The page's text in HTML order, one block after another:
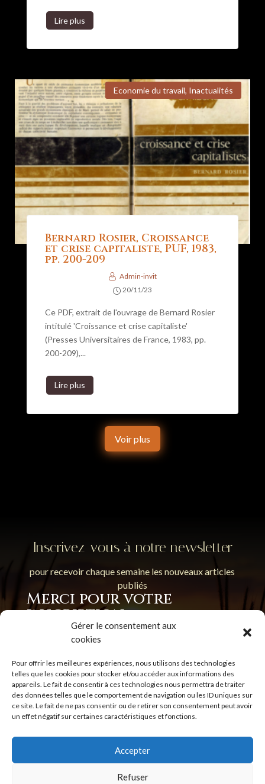
Gérer le consentement aux
cookies
Pour offrir les meilleures expériences, nous utilisons des technologies
telles que les cookies pour stocker et/ou accéder aux informations des
appareils. Le fait de consentir à ces technologies nous permettra de traiter
des données telles que le comportement de navigation ou les ID uniques sur
ce site. Le fait de ne pas consentir ou de retirer son consentement peut avoir
un effet négatif sur certaines caractéristiques et fonctions.
Accepter
Refuser
Lire plus
Economie du travail, Inactualités
Bernard Rosier, Croissance
et crise capitaliste, PUF, 1983,
pp. 200-209
Admin-invit
20/11/23
Ce PDF, extrait de l'ouvrage de Bernard Rosier
intitulé 'Croissance et crise capitaliste'
(Presses Universitaires de France, 1983, pp.
200-209),...
Lire plus
Voir plus
Inscrivez-vous à notre newsletter
pour recevoir chaque semaine les nouveaux articles
publiés
Merci pour votre
inscription
En soumettant ce formulaire, j'accepte que les
informations saisies soient utilisées pour permettre de me
recontacter.Politique de confidentialité
Politique de confidentialité